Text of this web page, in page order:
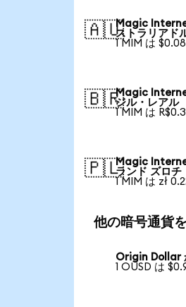
🇦🇺Magic
ストラリアド
1 MIM は
🇧🇷Magic
ジル・レアル
1 MIM は
🇵🇱Magic
ランド ズロチ
1 MIM は zł
他の暗号通貨
Origin Dollar
1 OUSD は